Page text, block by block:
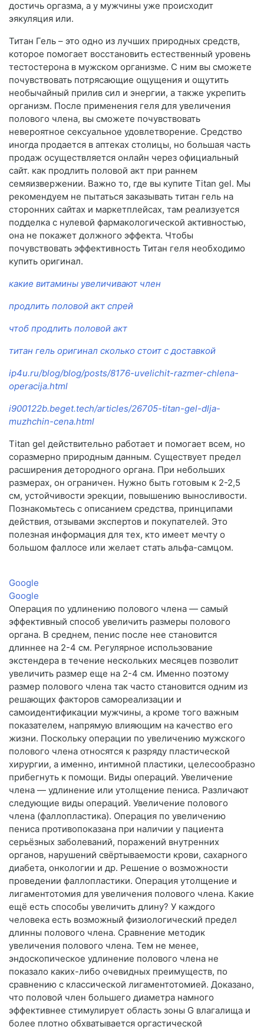
достичь оргазма, а у мужчины уже происходит
эякуляция или.
Титан Гель – это одно из лучших природных средств,
которое помогает восстановить естественный уровень
тестостерона в мужском организме. С ним вы сможете
почувствовать потрясающие ощущения и ощутить
необычайный прилив сил и энергии, а также укрепить
организм. После применения геля для увеличения
полового члена, вы сможете почувствовать
невероятное сексуальное удовлетворение. Средство
иногда продается в аптеках столицы, но большая часть
продаж осуществляется онлайн через официальный
сайт. как продлить половой акт при раннем
семяизвержении. Важно то, где вы купите Titan gel. Мы
рекомендуем не пытаться заказывать титан гель на
сторонних сайтах и маркетплейсах, там реализуется
подделка с нулевой фармакологической активностью,
она не покажет должного эффекта. Чтобы
почувствовать эффективность Титан геля необходимо
купить оригинал.
какие витамины увеличивают член
продлить половой акт спрей
чтоб продлить половой акт
титан гель оригинал сколько стоит с доставкой
ip4u.ru/blog/blog/posts/8176-uvelichit-razmer-chlena-
operacija.html
i900122b.beget.tech/articles/26705-titan-gel-dlja-
muzhchin-cena.html
Titan gel действительно работает и помогает всем, но
соразмерно природным данным. Существует предел
расширения детородного органа. При небольших
размерах, он ограничен. Нужно быть готовым к 2-2,5
см, устойчивости эрекции, повышению выносливости.
Познакомьтесь с описанием средства, принципами
действия, отзывами экспертов и покупателей. Это
полезная информация для тех, кто имеет мечту о
большом фаллосе или желает стать альфа-самцом.
Google
Google
Операция по удлинению полового члена — самый
эффективный способ увеличить размеры полового
органа. В среднем, пенис после нее становится
длиннее на 2-4 см. Регулярное использование
экстендера в течение нескольких месяцев позволит
увеличить размер еще на 2-4 см. Именно поэтому
размер полового члена так часто становится одним из
решающих факторов самореализации и
самоидентификации мужчины, а кроме того важным
показателем, напрямую влияющим на качество его
жизни. Поскольку операции по увеличению мужского
полового члена относятся к разряду пластической
хирургии, а именно, интимной пластики, целесообразно
прибегнуть к помощи. Виды операций. Увеличение
члена — удлинение или утолщение пениса. Различают
следующие виды операций. Увеличение полового
члена (фаллопластика). Операция по увеличению
пениса противопоказана при наличии у пациента
серьёзных заболеваний, поражений внутренних
органов, нарушений свёртываемости крови, сахарного
диабета, онкологии и др. Решение о возможности
проведении фаллопластики. Операция утолщение и
лигаментотомия для увеличения полового члена. Какие
ещё есть способы увеличить длину? У каждого
человека есть возможный физиологический предел
длинны полового члена. Сравнение методик
увеличения полового члена. Тем не менее,
эндоскопическое удлинение полового члена не
показало каких-либо очевидных преимуществ, по
сравнению с классической лигаментотомией. Доказано,
что половой член большего диаметра намного
эффективнее стимулирует область зоны G влагалища и
более плотно обхватывается оргастической